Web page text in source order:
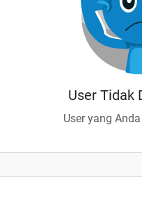
User Tidak
User yang